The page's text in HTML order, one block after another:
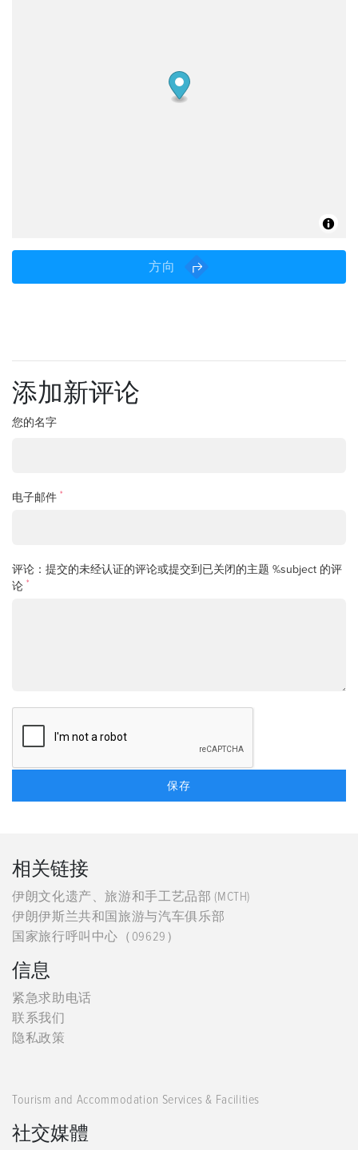
方向
添加新评论
您的名字
电子邮件 *
评论：提交的未经认证的评论或提交到已关闭的主题 %subject 的评
论 *
相关链接
伊朗文化遗产、旅游和手工艺品部 (MCTH)
伊朗伊斯兰共和国旅游与汽车俱乐部
国家旅行呼叫中心（09629）
信息
紧急求助电话
联系我们
隐私政策
Tourism and Accommodation Services & Facilities
社交媒體